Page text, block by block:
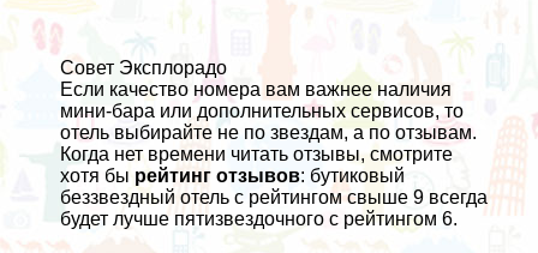
Совет Эксплорадо
Если качество номера вам важнее наличия
мини-бара или дополнительных сервисов, то
отель выбирайте не по звездам, а по отзывам.
Когда нет времени читать отзывы, смотрите
хотя бы рейтинг отзывов: бутиковый
беззвездный отель с рейтингом свыше 9 всегда
будет лучше пятизвездочного с рейтингом 6.